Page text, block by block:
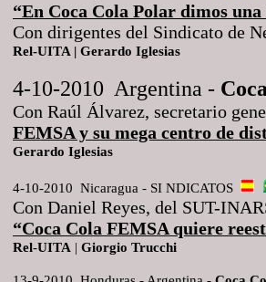
“En Coca Cola Polar dimos
Con dirigentes del Sindicato de
Rel-UITA | Gerardo Iglesias
4-10-2010 Argentina - Coca
Con Raúl Álvarez, secretario
FEMSA y su mega centro de
Gerardo Iglesias
4-10-2010 Nicaragua - SI NDICATOS
Con Daniel Reyes, del SUT-
“Coca Cola FEMSA quiere
Rel-UITA | Giorgio Trucchi